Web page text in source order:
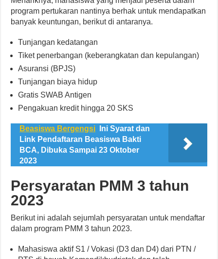
program pertukaran nantinya berhak untuk mendapatkan
banyak keuntungan, berikut di antaranya.
Tunjangan kedatangan
Tiket penerbangan (keberangkatan dan kepulangan)
Asuransi (BPJS)
Tunjangan biaya hidup
Gratis SWAB Antigen
Pengakuan kredit hingga 20 SKS
Beasiswa Bergengsi
Ini Syarat dan
Link Pendaftaran Beasiswa Bakti
BCA, Dibuka Sampai 23 Oktober
2023
Persyaratan PMM 3 tahun
2023
Berikut ini adalah sejumlah persyaratan untuk mendaftar
dalam program PMM 3 tahun 2023.
Mahasiswa aktif S1 / Vokasi (D3 dan D4) dari PTN /